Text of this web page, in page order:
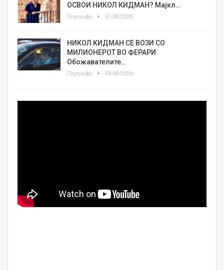
ОСВОИ НИКОЛ КИДМАН? Мајкл…
Плусинфо 07/08/2026
НИКОЛ КИДМАН СЕ ВОЗИ СО
МИЛИОНЕРОТ ВО ФЕРАРИ
Обожавателите…
Плусинфо 04/08/2026